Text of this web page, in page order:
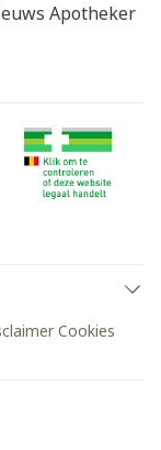
Apotheker
Cookies